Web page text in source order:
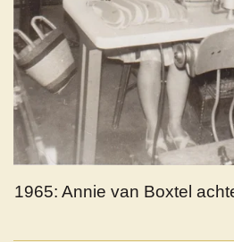
1965: Annie van Boxtel